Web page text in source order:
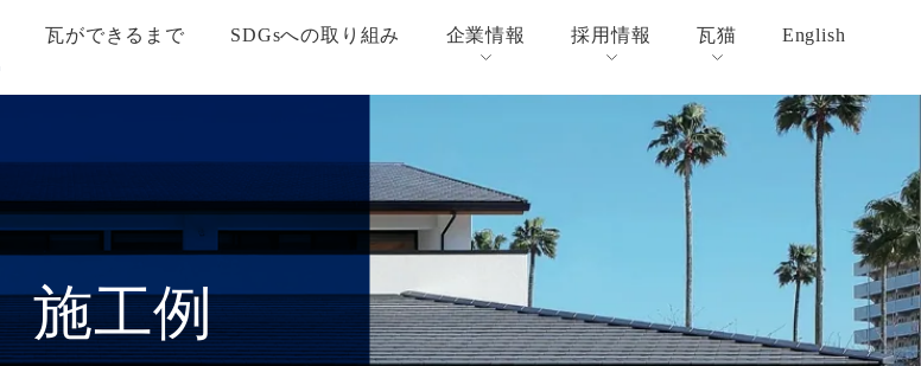
瓦ができるまで SDGsへの取り組み 企業情報 採用情報 瓦猫 English
施工例